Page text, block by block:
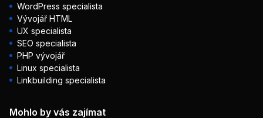
WordPress specialista
Vývojář HTML
UX specialista
SEO specialista
PHP vývojář
Linux specialista
Linkbuilding specialista
Mohlo by vás zajímat